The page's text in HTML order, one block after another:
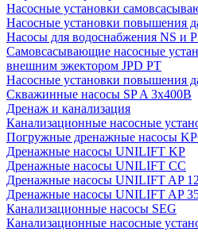
Насосные установки
Насосные установки повышения
Насосы для водоснабжения NS и
Самовсасывающие насосные
внешним эжектором JPD PT
Насосные установки повышения
Скважинные насосы SP A 3x400В
Дренаж и канализация
Канализационные насосные
Погружные дренажные насосы
Дренажные насосы UNILIFT KP
Дренажные насосы UNILIFT CC
Дренажные насосы UNILIFT AP
Дренажные насосы UNILIFT AP
Канализационные насосы SEG
Канализационные насосные